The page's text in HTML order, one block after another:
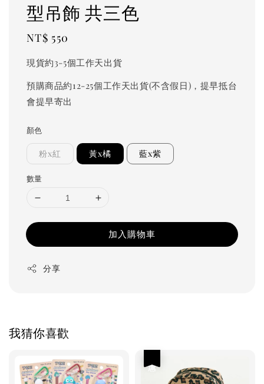
型吊飾 共三色
Regular
NT$ 550
現貨約3-5個工作天出貨
預購商品約12-25個工作天出貨(不含假日)，提早抵台
會提早寄出
顏色
粉x紅 黃x橘 藍x紫
數量
加入購物車
分享
我猜你喜歡